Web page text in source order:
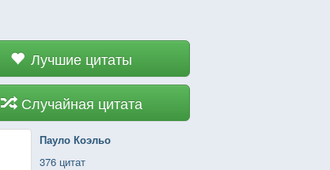
Лучшие цитаты
Случайная цитата
Пауло Коэльо
376 цитат